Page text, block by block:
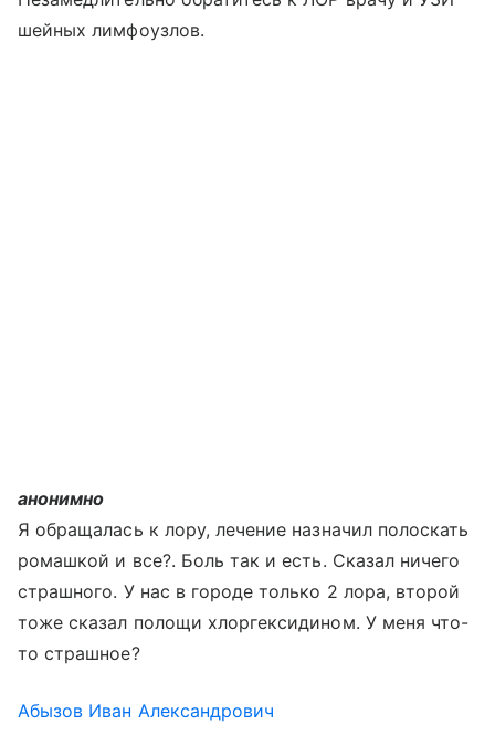
шейных лимфоузлов.
анонимно
Я обращалась к лору, лечение назначил полоскать
ромашкой и все?. Боль так и есть. Сказал ничего
страшного. У нас в городе только 2 лора, второй
тоже сказал полощи хлоргексидином. У меня что-
то страшное?
Абызов Иван Александрович